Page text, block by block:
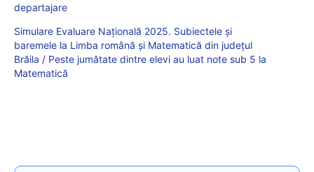
departajare
Simulare Evaluare Națională 2025. Subiectele și
baremele la Limba română și Matematică din județul
Brăila / Peste jumătate dintre elevi au luat note sub 5 la
Matematică